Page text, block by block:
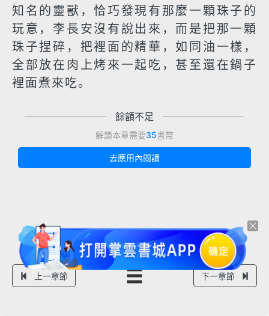
知名的靈獸，恰巧發現有那麼一顆珠子的
玩意，李長安沒有說出來，而是把那一顆
珠子捏碎，把裡面的精華，如同油一樣，
全部放在肉上烤來一起吃，甚至還在鍋子
裡面煮來吃。
餘額不足
解鎖本章需要35書幣
去應用內閱讀
上一章節 下一章節